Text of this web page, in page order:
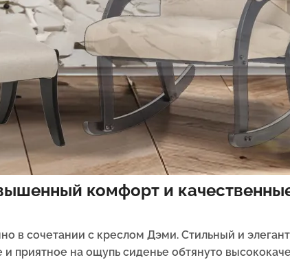
комфорт и
в сочетании с креслом Дэми. Стильный и
приятное на ощупь сиденье обтянуто